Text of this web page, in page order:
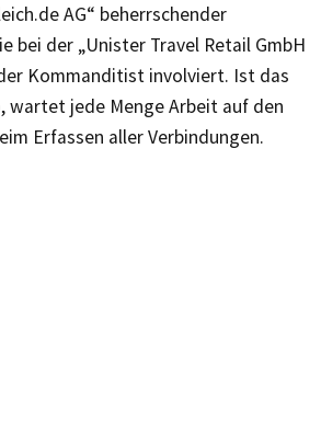
AG“ beherrschender
bei der „Unister Travel Retail GmbH
Kommanditist involviert. Ist das
wartet jede Menge Arbeit auf den
Erfassen aller Verbindungen.